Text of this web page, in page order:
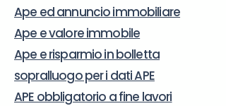
Ape ed annuncio immobiliare
Ape e valore immobile
Ape e risparmio in bolletta
sopralluogo per i dati APE
APE obbligatorio a fine lavori